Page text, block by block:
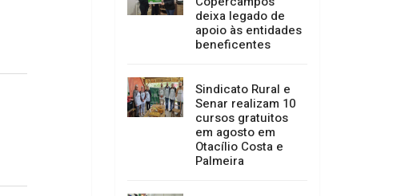
deixa legado de
apoio às entidades
beneficentes
Sindicato Rural e
Senar realizam 10
cursos gratuitos
em agosto em
Otacílio Costa e
Palmeira